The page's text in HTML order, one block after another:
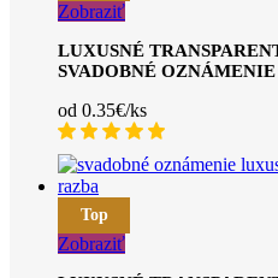
Zobraziť
LUXUSNÉ
SVADOBNÉ
od 0.35€/ks
Top
Zobraziť